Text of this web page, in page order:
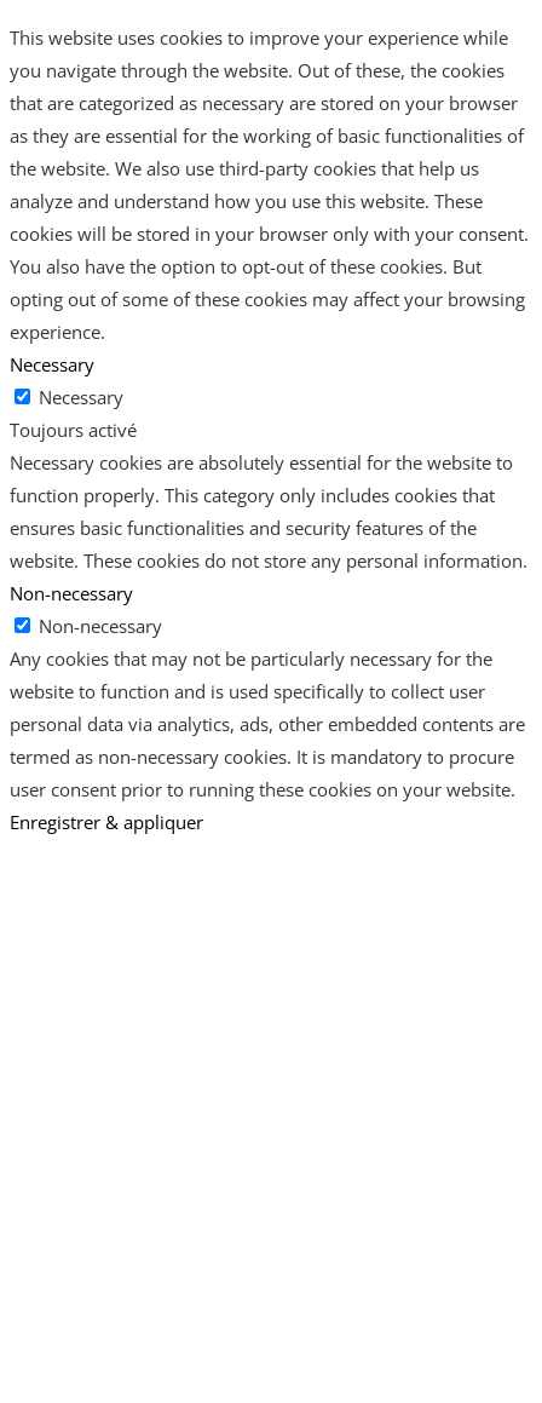
This website uses cookies to improve your experience while
you navigate through the website. Out of these, the cookies
that are categorized as necessary are stored on your browser
as they are essential for the working of basic functionalities of
the website. We also use third-party cookies that help us
analyze and understand how you use this website. These
cookies will be stored in your browser only with your consent.
You also have the option to opt-out of these cookies. But
opting out of some of these cookies may affect your browsing
experience.
Necessary
Necessary
Toujours activé
Necessary cookies are absolutely essential for the website to
function properly. This category only includes cookies that
ensures basic functionalities and security features of the
website. These cookies do not store any personal information.
Non-necessary
Non-necessary
Any cookies that may not be particularly necessary for the
website to function and is used specifically to collect user
personal data via analytics, ads, other embedded contents are
termed as non-necessary cookies. It is mandatory to procure
user consent prior to running these cookies on your website.
Enregistrer & appliquer